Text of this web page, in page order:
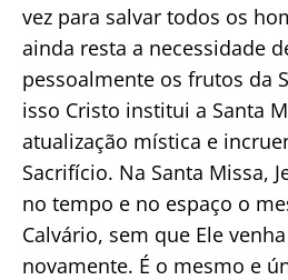
vez para salvar todos os
ainda resta a necessidade
pessoalmente os frutos da
isso Cristo institui a Santa
atualização mística e
Sacrifício. Na Santa Missa,
no tempo e no espaço o
Calvário, sem que Ele
novamente. É o mesmo e